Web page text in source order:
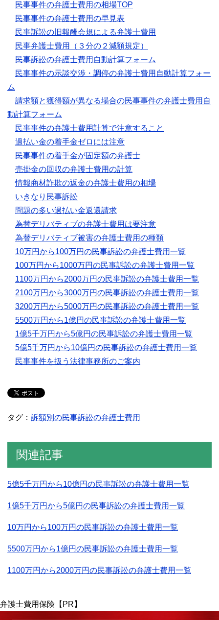
民事事件の弁護士費用の相場TOP
民事事件の弁護士費用の早見表
民事訴訟の旧報酬会規による弁護士費用
民事弁護士費用（３分の２減額規定）
民事訴訟の弁護士費用自動計算フォーム
民事事件の示談交渉・調停の弁護士費用自動計算フォー
ム
請求額と獲得額が異なる場合の民事事件の弁護士費用自
動計算フォーム
民事事件の弁護士費用計算で注意すること
過払い金の着手金ゼロには注意
民事事件の着手金が固定額の弁護士
売掛金の回収の弁護士費用の計算
情報商材詐欺の返金の弁護士費用の相場
いきなり民事訴訟
問題の多い過払い金返還請求
為替デリバティブの弁護士費用は要注意
為替デリバティブ被害の弁護士費用の種類
10万円から100万円の民事訴訟の弁護士費用一覧
100万円から1000万円の民事訴訟の弁護士費用一覧
1100万円から2000万円の民事訴訟の弁護士費用一覧
2100万円から3000万円の民事訴訟の弁護士費用一覧
3200万円から5000万円の民事訴訟の弁護士費用一覧
5500万円から1億円の民事訴訟の弁護士費用一覧
1億5千万円から5億円の民事訴訟の弁護士費用一覧
5億5千万円から10億円の民事訴訟の弁護士費用一覧
民事事件を扱う法律事務所のご案内
タグ： 訴額別の民事訴訟の弁護士費用
関連記事
5億5千万円から10億円の民事訴訟の弁護士費用一覧
1億5千万円から5億円の民事訴訟の弁護士費用一覧
10万円から100万円の民事訴訟の弁護士費用一覧
5500万円から1億円の民事訴訟の弁護士費用一覧
1100万円から2000万円の民事訴訟の弁護士費用一覧
弁護士費用保険【PR】